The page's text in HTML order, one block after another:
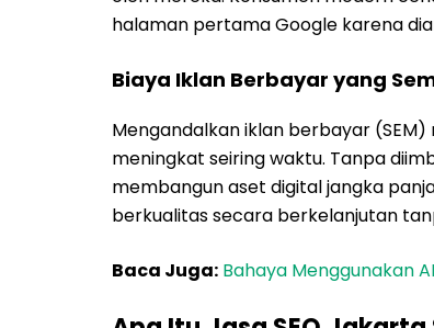
halaman pertama Google karena
Biaya Iklan Berbayar yang
Mengandalkan iklan berbayar
meningkat seiring waktu. Tanpa
membangun aset digital jangka
berkualitas secara berkelanjutan
Baca Juga: Bahaya Menggunakan